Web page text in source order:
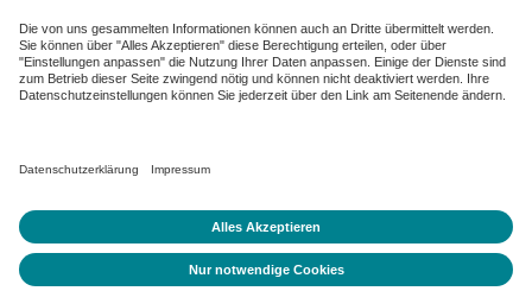
de.jobble.org
Datenschutz
Datenschutz-Einstellungen ändern